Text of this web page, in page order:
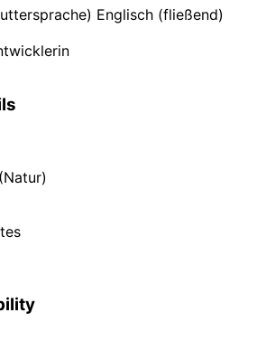
Englisch (fließend)